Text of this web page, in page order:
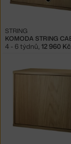
STRING
4 - 6 týdnů, 12 960 Kč